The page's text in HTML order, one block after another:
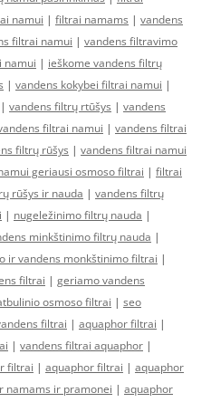
namui | filtrai namams | vandens
filtrai namui | vandens filtravimo
namui | ieškome vandens filtrų
| vandens kokybei filtrai namui |
| vandens filtrų rtūšys | vandens
filtrai namui | vandens filtrai
filtrų rūšys | vandens filtrai namui
geriausi osmoso filtrai | filtrai
rūšys ir nauda | vandens filtrų
| nugeležinimo filtrų nauda |
minkštinimo filtrų nauda |
ir vandens monkštinimo filtrai |
filtrai | geriamo vandens
osmoso filtrai | seo
filtrai | aquaphor filtrai |
| vandens filtrai aquaphor |
filtrai | aquaphor filtrai | aquaphor
namams ir pramonei | aquaphor